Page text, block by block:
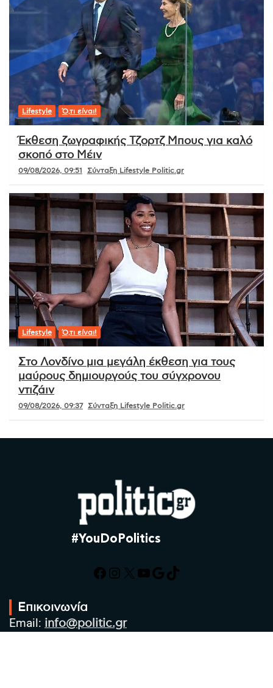
Lifestyle Ό,τι είναι!
Έκθεση ζωγραφικής Τζορτζ Μπους για καλό
σκοπό στο Μέιν
09/08/2026, 09:51 Σύνταξη Lifestyle Politic.gr
Lifestyle Ό,τι είναι!
Στο Λονδίνο μια μεγάλη έκθεση για τους
μαύρους δημιουργούς του σύγχρονου
ντιζάιν
09/08/2026, 09:37 Σύνταξη Lifestyle Politic.gr
#YouDoPolitics
Facebook
Instagram
X YouTube
Google
TikTok
Επικοινωνία
Email: info@politic.gr